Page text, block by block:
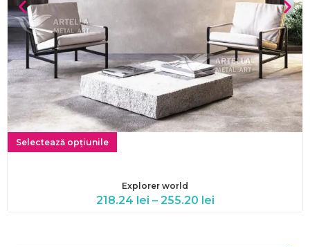
Selectează opțiunile
Explorer world
218.24 lei – 255.20 lei